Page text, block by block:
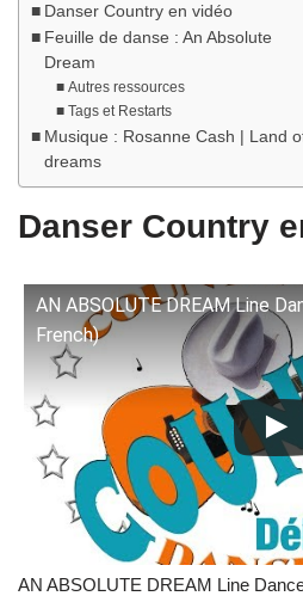
Danser Country en vidéo
Feuille de danse : An Absolute
Dream
Autres ressources
Tags et Restarts
Musique : Rosanne Cash | Land
dreams
Danser Country
AN ABSOLUTE DREAM Line
French)
AN ABSOLUTE DREAM Line